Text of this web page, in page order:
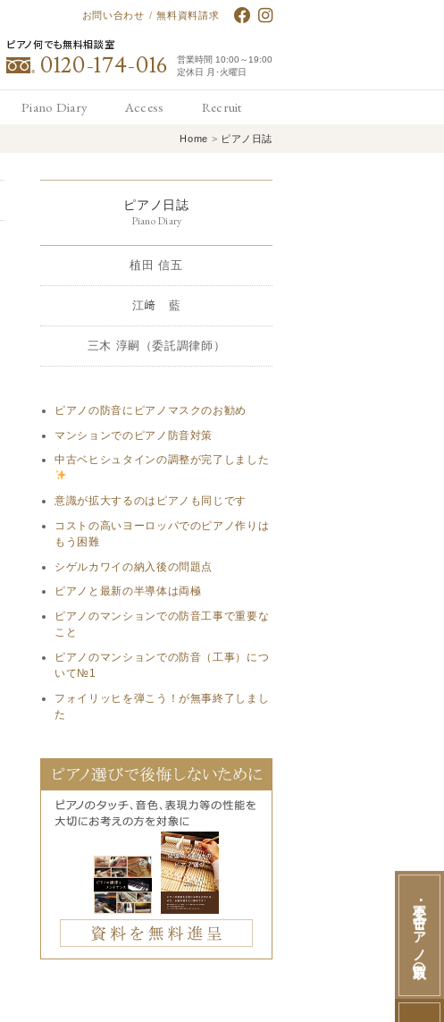
お問い合わせ / 無料資料請求
ピアノ何でも無料相談室
0120-174-016
営業時間 10:00～19:00
定休日 月･火曜日
Piano Diary Access Recruit
求人情報
Home > ピアノ日誌
ピアノ日誌
Piano Diary
植田 信五
江﨑 藍
三木 淳嗣（委託調律師）
ピアノの防音にピアノマスクのお勧め
マンションでのピアノ防音対策
中古ベヒシュタインの調整が完了しました
意識が拡大するのはピアノも同じです
コストの高いヨーロッパでのピアノ作りは
もう困難
シゲルカワイの納入後の問題点
ピアノと最新の半導体は両極
ピアノのマンションでの防音工事で重要な
こと
ピアノのマンションでの防音（工事）につ
いて№1
フォイリッヒを弾こう！が無事終了しまし
た
不要･中古ピアノ買取